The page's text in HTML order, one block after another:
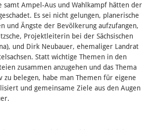
samt Ampel-Aus und Wahlkampf hätten der
Es sei nicht gelungen, planerische
und Ängste der Bevölkerung aufzufangen,
Projektleiterin bei der Sächsischen
und Dirk Neubauer, ehemaliger Landrat
Statt wichtige Themen in den
zusammen anzugehen und das Thema
zu belegen, habe man Themen für eigene
und gemeinsame Ziele aus den Augen